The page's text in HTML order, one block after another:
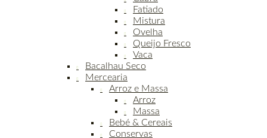
Fatiado
Mistura
Ovelha
Queijo Fresco
Vaca
Bacalhau Seco
Mercearia
Arroz e Massa
Arroz
Massa
Bebé & Cereais
Conservas